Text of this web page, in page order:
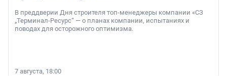
В преддверии Дня строителя топ-менеджеры компании «СЗ
„Терминал-Ресурс“ — о планах компании, испытаниях и
поводах для осторожного оптимизма.
7 августа, 18:00